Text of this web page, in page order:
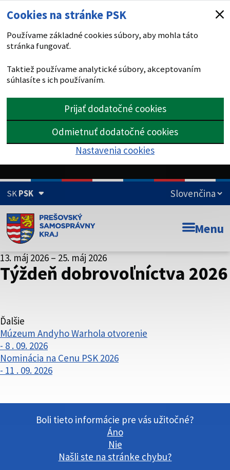
Cookies na stránke PSK
Používame základné cookies súbory, aby mohla táto
stránka fungovať.
Taktiež používame analytické súbory, akceptovaním
súhlasíte s ich používaním.
Prijať dodatočné cookies
Odmietnuť dodatočné cookies
Nastavenia cookies
SKPSK
Doména psk.sk je oficiálna
Toto je oficiálna webová stránka Prešovského
samosprávneho kraja. Oficiálne stránky využívajú doménu
psk.sk.
Buďte pozorní a vždy sa uistite, že zdieľate informácie iba
cez zabezpečenú webovú stránku. Zabezpečená stránka
vždy začína https:// pred názvom domény webového sídla.
Menu
13. máj 2026 – 25. máj 2026
Týždeň dobrovoľníctva 2026
Ďalšie
Múzeum Andyho Warhola otvorenie
- 8 . 09. 2026
Nominácia na Cenu PSK 2026
- 11 . 09. 2026
Boli tieto informácie pre vás užitočné?
Áno
Nie
Našli ste na stránke chybu?